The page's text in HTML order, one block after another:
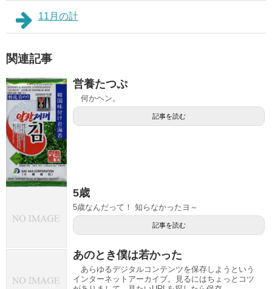
11月の計
関連記事
営養たつぷ
何かヘン。
記事を読む
5歳
5歳なんだって！ 知らなかったヨ～
記事を読む
あのとき僕は若かった
あらゆるデジタルコンテンツを保存しようという
インターネットアーカイブ。見るにはちょっとコツ